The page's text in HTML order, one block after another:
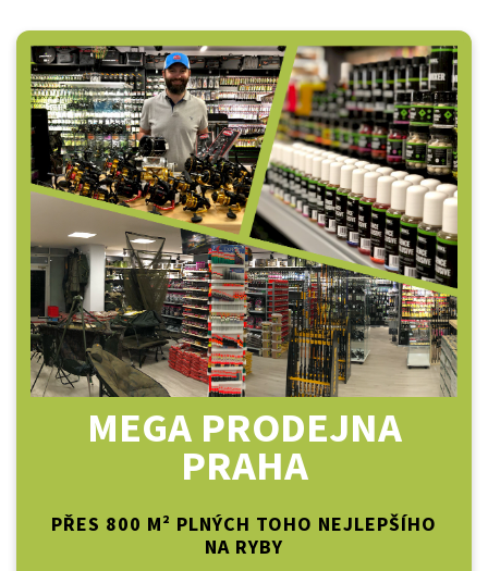
MEGA PRODEJNA
PRAHA
PŘES 800 M² PLNÝCH TOHO NEJLEPŠÍHO
NA RYBY